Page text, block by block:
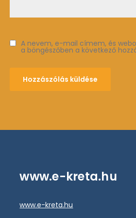
A nevem, e-mail címem, és
a böngészőben a következő
www.e-kreta.hu
www.e-kreta.hu